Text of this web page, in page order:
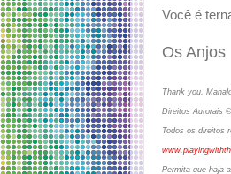
Você é
Os Anjos
Thank you,
Direitos Autorais
Todos os direitos
Permita que haja